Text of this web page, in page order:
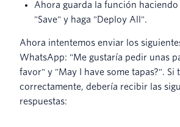
Ahora guarda la función
"Save" y haga "Deploy All".
Ahora intentemos enviar los
WhatsApp: "Me gustaría pedir unas
favor" y "May I have some tapas?". Si
correctamente, debería recibir las
respuestas: